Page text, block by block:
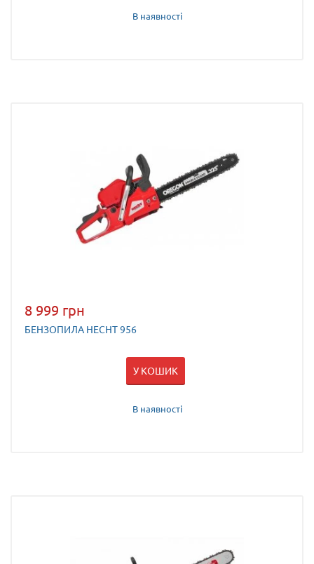
В наявності
8 999 грн
БЕНЗОПИЛА HECHT 956
У КОШИК
В наявності